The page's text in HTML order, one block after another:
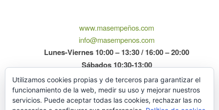
www.masempeños.com
info@masempenos.com
Lunes-Viernes 10:00 – 13:30 / 16:00 – 20:00
Sábados 10:30-13:00
Utilizamos cookies propias y de terceros para garantizar el
funcionamiento de la web, medir su uso y mejorar nuestros
servicios. Puede aceptar todas las cookies, rechazar las no